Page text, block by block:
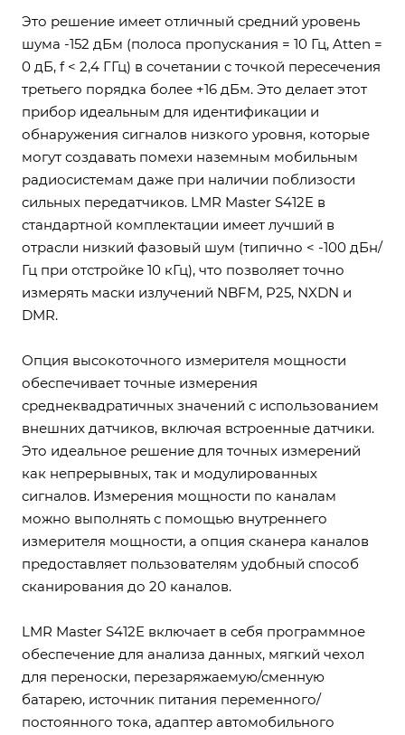
Это решение имеет отличный средний уровень
шума -152 дБм (полоса пропускания = 10 Гц, Atten =
0 дБ, f < 2,4 ГГц) в сочетании с точкой пересечения
третьего порядка более +16 дБм. Это делает этот
прибор идеальным для идентификации и
обнаружения сигналов низкого уровня, которые
могут создавать помехи наземным мобильным
радиосистемам даже при наличии поблизости
сильных передатчиков. LMR Master S412E в
стандартной комплектации имеет лучший в
отрасли низкий фазовый шум (типично < -100 дБн/
Гц при отстройке 10 кГц), что позволяет точно
измерять маски излучений NBFM, P25, NXDN и
DMR.
Опция высокоточного измерителя мощности
обеспечивает точные измерения
среднеквадратичных значений с использованием
внешних датчиков, включая встроенные датчики.
Это идеальное решение для точных измерений
как непрерывных, так и модулированных
сигналов. Измерения мощности по каналам
можно выполнять с помощью внутреннего
измерителя мощности, а опция сканера каналов
предоставляет пользователям удобный способ
сканирования до 20 каналов.
LMR Master S412E включает в себя программное
обеспечение для анализа данных, мягкий чехол
для переноски, перезаряжаемую/сменную
батарею, источник питания переменного/
постоянного тока, адаптер автомобильного